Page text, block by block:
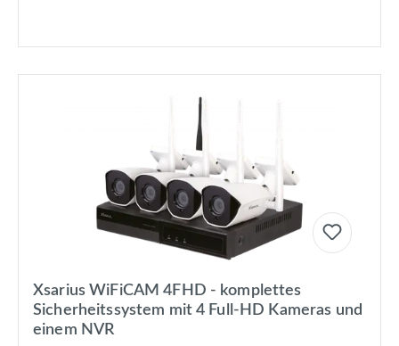
Xsarius WiFiCAM 4FHD - komplettes
Sicherheitssystem mit 4 Full-HD Kameras und
einem NVR